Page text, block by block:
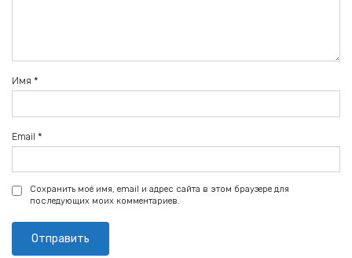
Имя *
Email *
Сохранить моё имя, email и адрес сайта в этом браузере для
последующих моих комментариев.